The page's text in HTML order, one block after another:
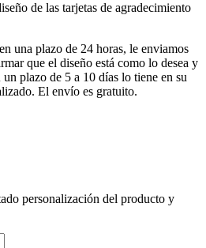
de las tarjetas de agradecimiento
una plazo de 24 horas, le enviamos
que el diseño está como lo desea y
plazo de 5 a 10 días lo tiene en su
El envío es gratuito.
personalización del producto y